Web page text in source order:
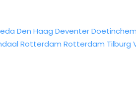
Den Haag DeventerDoetinchem
Rotterdam Rotterdam Tilburg